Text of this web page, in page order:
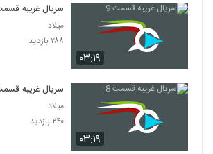
۰۳:۱۹
سریال غریبه
میلاد
۲۸۸ بازدید
۰۳:۱۹
سریال غریبه
میلاد
۲۴۰ بازدید